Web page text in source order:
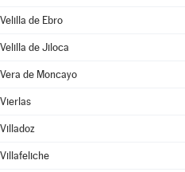
Velilla de Ebro
Velilla de Jiloca
Vera de Moncayo
Vierlas
Villadoz
Villafeliche